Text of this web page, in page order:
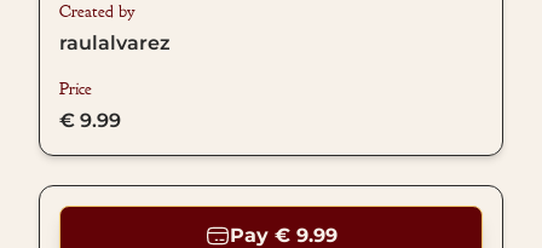
Created by
raulalvarez
Price
€ 9.99
Pay € 9.99